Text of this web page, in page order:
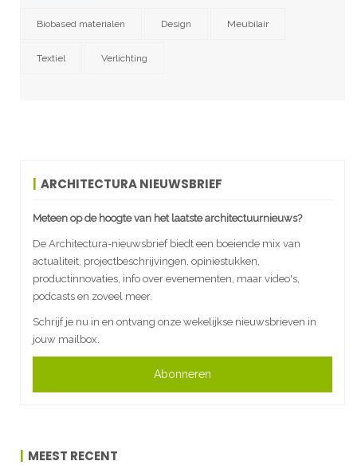
Biobased materialen Design Meubilair
Textiel Verlichting
ARCHITECTURA NIEUWSBRIEF
Meteen op de hoogte van het laatste architectuurnieuws?
De Architectura-nieuwsbrief biedt een boeiende mix van
actualiteit, projectbeschrijvingen, opiniestukken,
productinnovaties, info over evenementen, maar video's,
podcasts en zoveel meer.
Schrijf je nu in en ontvang onze wekelijkse nieuwsbrieven in
jouw mailbox.
Abonneren
MEEST RECENT